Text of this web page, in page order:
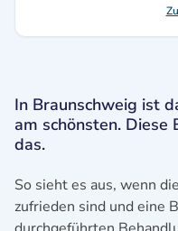
In Braunschweig ist
am schönsten.
das.
So sieht es aus, wenn
zufrieden sind und eine